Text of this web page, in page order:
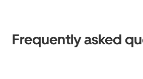
Frequently asked